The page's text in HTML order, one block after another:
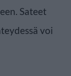
Sateet
voi